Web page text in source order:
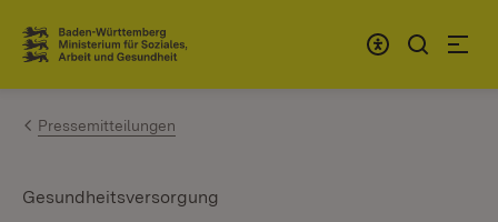
Zum Inhalt springen
Link zur Startseite
Pressemitteilungen
Gesundheitsversorgung